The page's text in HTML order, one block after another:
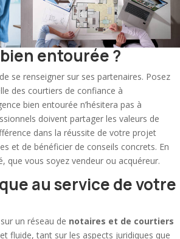
entourée ?
se renseigner sur ses partenaires. Posez
des courtiers de confiance à
bien entourée n’hésitera pas à
doivent partager les valeurs de
dans la réussite de votre projet
et de bénéficier de conseils concrets. En
que vous soyez vendeur ou acquéreur.
au service de votre
un réseau de notaires et de courtiers
fluide, tant sur les aspects juridiques que